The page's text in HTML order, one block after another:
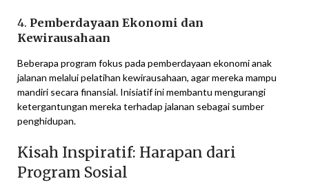
4. Pemberdayaan Ekonomi dan
Kewirausahaan
Beberapa program fokus pada pemberdayaan ekonomi anak
jalanan melalui pelatihan kewirausahaan, agar mereka mampu
mandiri secara finansial. Inisiatif ini membantu mengurangi
ketergantungan mereka terhadap jalanan sebagai sumber
penghidupan.
Kisah Inspiratif: Harapan dari
Program Sosial